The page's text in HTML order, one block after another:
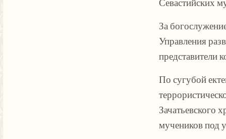
Севастийских
За
Управления
представители
По сугубой
Зачатьевского
мучеников под